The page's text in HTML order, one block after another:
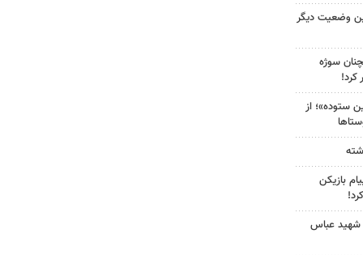
وضعیت دیگر
سوژه
کرد!
ستوده»؛ از
بازیکن
شهید عباس